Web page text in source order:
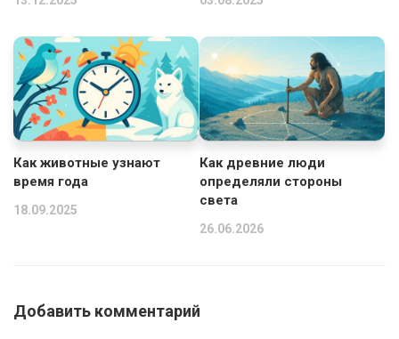
Как животные узнают
время года
18.09.2025
Как древние люди
определяли стороны
света
26.06.2026
Добавить комментарий